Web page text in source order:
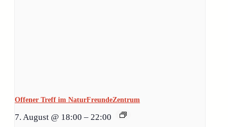
Offener Treff im NaturFreundeZentrum
7. August @ 18:00 – 22:00